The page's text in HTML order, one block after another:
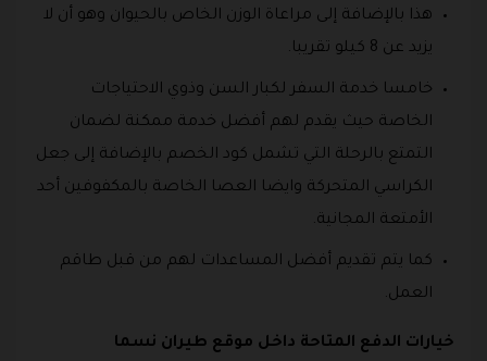
هذا بالإضافة إلى مراعاة الوزن الخاص بالحيوان وهو أن لا
يزيد عن 8 كيلو تقريبا.
خامسا خدمة السفر لكبار السن وذوي الاحتياجات
الخاصة حيث يقدم لهم أفضل خدمة ممكنة لضمان
التمتع بالرحلة التي تشمل كود الخصم بالإضافة إلى جعل
الكراسي المتحركة وايضا العصا الخاصة بالمكفوفين أحد
الأمتعة المجانية.
كما يتم تقديم أفضل المساعدات لهم من قبل طاقم
العمل.
خيارات الدفع المتاحة داخل موقع طيران نسما